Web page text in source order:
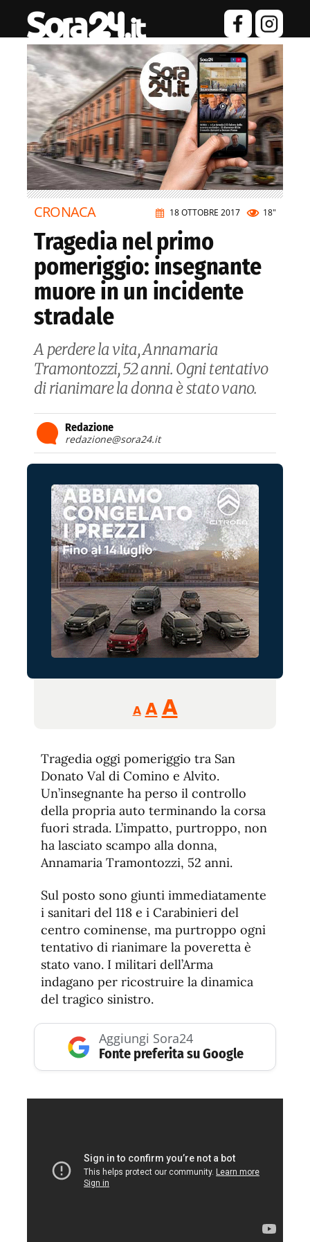
18 OTTOBRE 2017 18"
CRONACA
Tragedia nel primo
pomeriggio: insegnante
muore in un incidente
stradale
A perdere la vita, Annamaria
Tramontozzi, 52 anni. Ogni tentativo
di rianimare la donna è stato vano.
Redazione
redazione@sora24.it
A
Reducir
tamaño
A Restablecer
de
fuente
AAumentar
de
fuente.
Tragedia oggi pomeriggio tra San
Donato Val di Comino e Alvito.
Un’insegnante ha perso il controllo
della propria auto terminando la corsa
fuori strada. L’impatto, purtroppo, non
ha lasciato scampo alla donna,
Annamaria Tramontozzi, 52 anni.
Sul posto sono giunti immediatamente
i sanitari del 118 e i Carabinieri del
centro cominense, ma purtroppo ogni
tentativo di rianimare la poveretta è
stato vano. I militari dell’Arma
indagano per ricostruire la dinamica
del tragico sinistro.
Aggiungi Sora24
Fonte preferita su Google